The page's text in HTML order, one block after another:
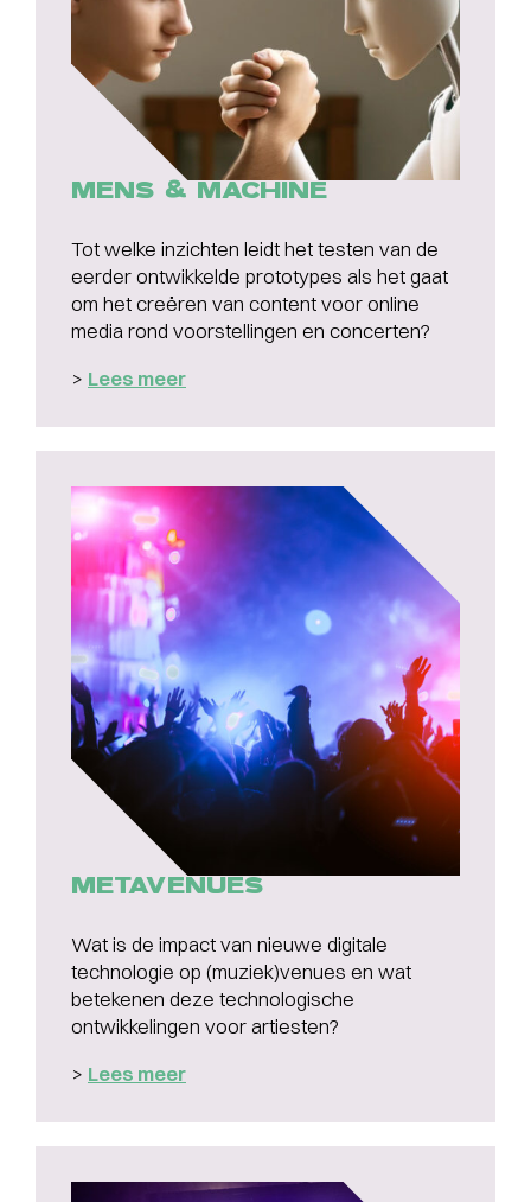
MENS & MACHINE
Tot welke inzichten leidt het testen van de
eerder ontwikkelde prototypes als het gaat
om het creëren van content voor online
media rond voorstellingen en concerten?
> Lees meer
METAVENUES
Wat is de impact van nieuwe digitale
technologie op (muziek)venues en wat
betekenen deze technologische
ontwikkelingen voor artiesten?
> Lees meer